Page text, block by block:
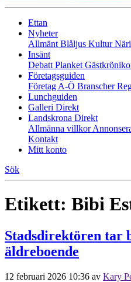
Ettan
Nyheter
Allmänt Blåljus Kultur
Insänt
Debatt Planket
Företagsguiden
Företag A-Ö Branscher
Lunchguiden
Galleri Direkt
Landskrona Direkt
Allmänna villkor
Kontakt
Mitt konto
Sök
Etikett: Bibi
Stadsdirektören tar
äldreboende
12 februari 2026 10:36 av Kary